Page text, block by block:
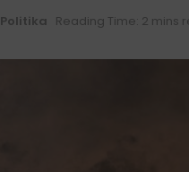
Politika Reading Time: 2 mins